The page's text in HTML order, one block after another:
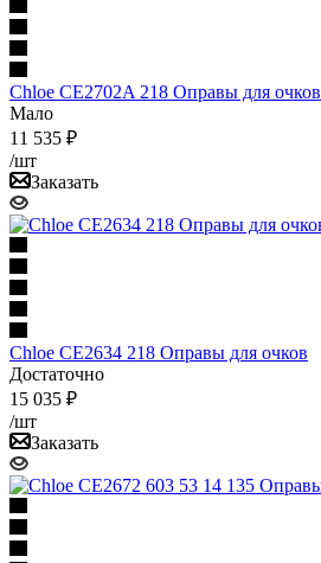
Chloe CE2702A 218 Оправы для очков
Мало
11 535 ₽
/шт
Заказать
Chloe CE2634 218 Оправы для очков
Достаточно
15 035 ₽
/шт
Заказать